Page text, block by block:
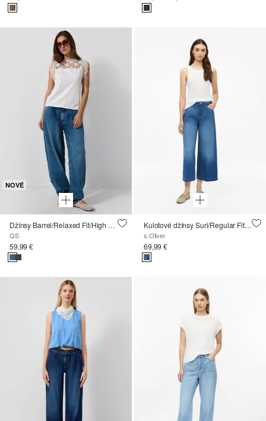
NOVÉ
Džínsy Barrel/Relaxed Fit/High Rise/Barrel Leg
QS
59,99 €
Kulotové džínsy Suri/Regular Fit/High Rise/Wide Leg
s.Oliver
69,99 €